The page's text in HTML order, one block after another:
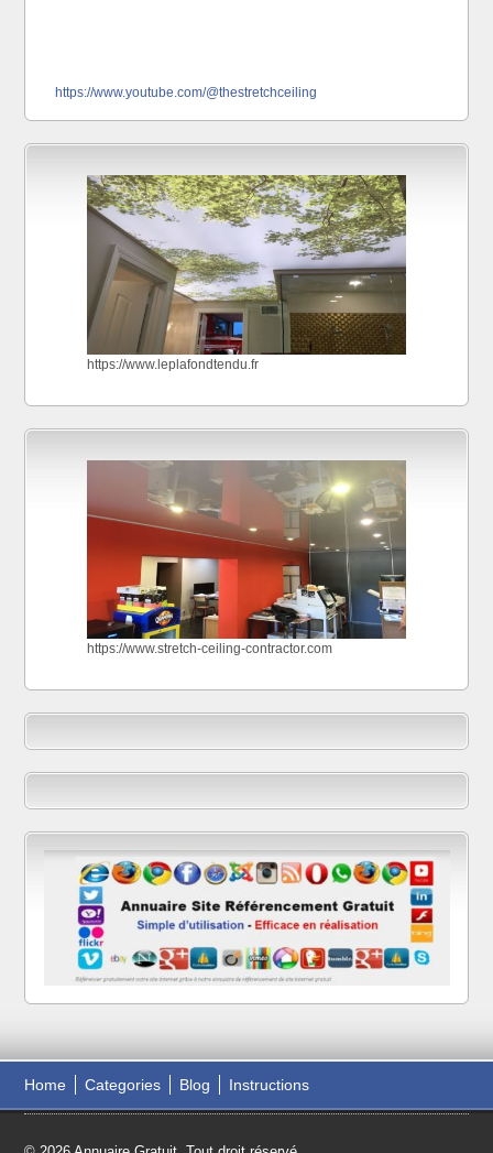
https://www.youtube.com/@thestretchceiling
https://www.leplafondtendu.fr
https://www.stretch-ceiling-contractor.com
Home Categories Blog Instructions